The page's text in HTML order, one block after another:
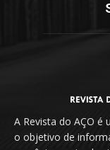
A Revista do AÇO é
o objetivo de